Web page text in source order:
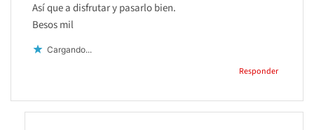
Así que a disfrutar y pasarlo bien.
Besos mil
Cargando...
Responder